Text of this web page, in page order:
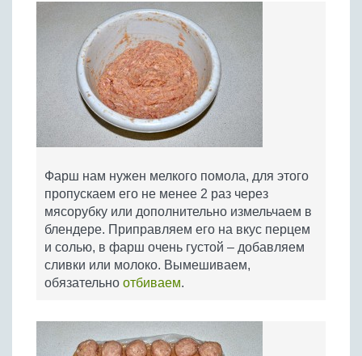
Фарш нам нужен мелкого помола, для этого
пропускаем его не менее 2 раз через
мясорубку или дополнительно измельчаем в
блендере. Приправляем его на вкус перцем
и солью, в фарш очень густой – добавляем
сливки или молоко. Вымешиваем,
обязательно отбиваем.